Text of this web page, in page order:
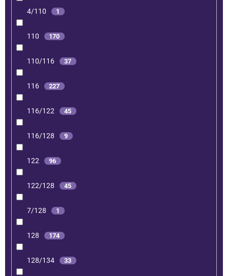
4/110 1
110 170
110/116 37
116 227
116/122 45
116/128 9
122 96
122/128 45
7/128 1
128 174
128/134 33